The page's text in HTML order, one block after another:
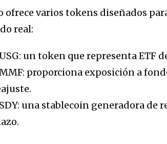
ofrece varios tokens diseñados
real:
un token que representa ETF
proporciona exposición a
una stablecoin generadora de